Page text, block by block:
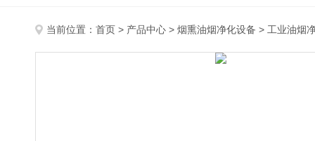
当前位置： 首页 > 产品中心 > 烟熏油烟净化设备 > 工业油烟